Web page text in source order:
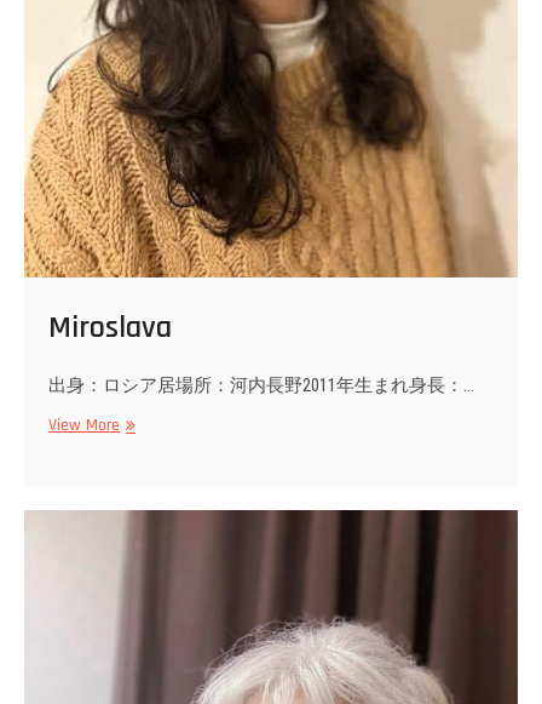
Miroslava
出身：ロシア居場所：河内長野2011年生まれ身長：…
View More Miroslava